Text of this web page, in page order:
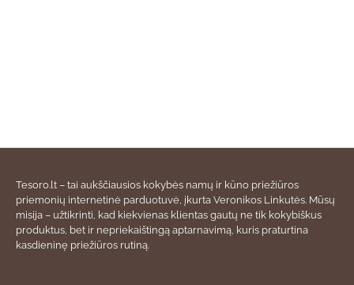
Tesoro.lt – tai aukščiausios kokybės namų ir kūno priežiūros
priemonių internetinė parduotuvė, įkurta Veronikos Linkutės. Mūsų
misija – užtikrinti, kad kiekvienas klientas gautų ne tik kokybiškus
produktus, bet ir nepriekaištingą aptarnavimą, kuris praturtina
kasdieninę priežiūros rutiną.